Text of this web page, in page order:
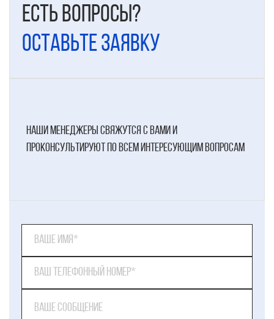
Есть вопросы?
Оставьте заявку
наши менеджеры свяжутся с вами и
проконсультируют по всем интересующим вопросам